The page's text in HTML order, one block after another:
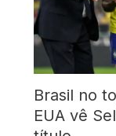
Brasil no
EUA vê